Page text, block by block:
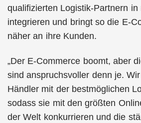
qualifizierten Logistik-Partnern in
integrieren und bringt so die E-
näher an ihre Kunden.
„Der E-Commerce boomt, aber
sind anspruchsvoller denn je.
Händler mit der bestmöglichen
sodass sie mit den größten
der Welt konkurrieren und die